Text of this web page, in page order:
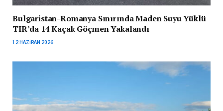
Bulgaristan-Romanya Sınırında Maden Suyu Yüklü
TIR’da 14 Kaçak Göçmen Yakalandı
12 HAZIRAN 2026